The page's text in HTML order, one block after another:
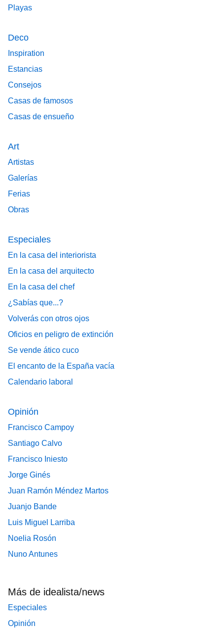
Playas
Deco
Inspiration
Estancias
Consejos
Casas de famosos
Casas de ensueño
Art
Artistas
Galerías
Ferias
Obras
Especiales
En la casa del interiorista
En la casa del arquitecto
En la casa del chef
¿Sabías que...?
Volverás con otros ojos
Oficios en peligro de extinción
Se vende ático cuco
El encanto de la España vacía
Calendario laboral
Opinión
Francisco Campoy
Santiago Calvo
Francisco Iniesto
Jorge Ginés
Juan Ramón Méndez Martos
Juanjo Bande
Luis Miguel Larriba
Noelia Rosón
Nuno Antunes
Más de idealista/news
Especiales
Opinión